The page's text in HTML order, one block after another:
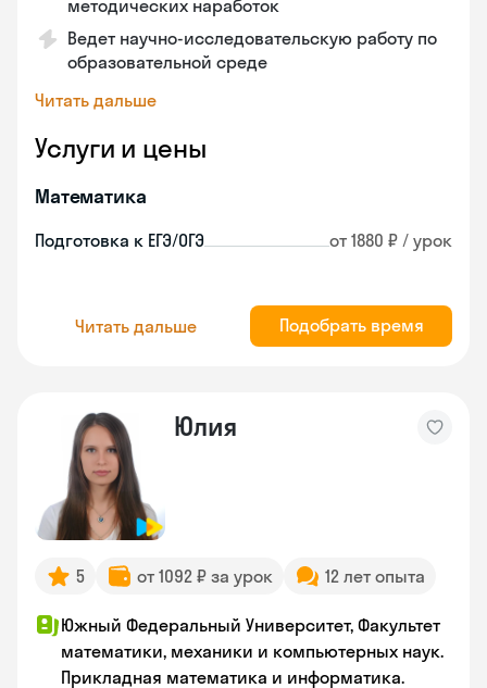
методических наработок
Ведет научно-исследовательскую работу по
образовательной среде
Читать дальше
Услуги и цены
Математика
Подготовка к ЕГЭ/ОГЭ от 1880 ₽ / урок
Читать дальше Подобрать время
Юлия
5 от 1092 ₽ за урок 12 лет опыта
Южный Федеральный Университет, Факультет
математики, механики и компьютерных наук.
Прикладная математика и информатика.